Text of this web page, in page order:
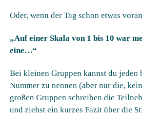
Oder, wenn der Tag schon etwas
„Auf einer Skala von 1 bis 10 war
eine…“
Bei kleinen Gruppen kannst du jeden
Nummer zu nennen (aber nur die,
großen Gruppen schreiben die
und ziehst ein kurzes Fazit über die